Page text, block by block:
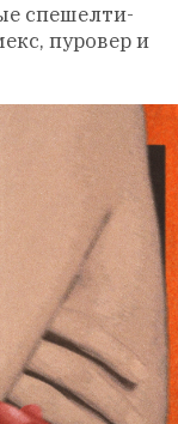
спешелти-
пуровер и